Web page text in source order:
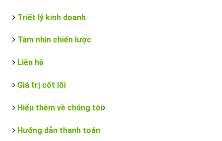
Triết lý kinh doanh
Tầm nhìn chiến lược
Liên hệ
Giá trị cốt lõi
Hiểu thêm về chúng tôi
Hướng dẫn thanh toán